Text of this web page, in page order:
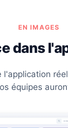
EN IMAGES
dans
l'application
équipes